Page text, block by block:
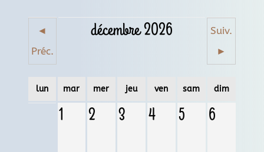
◄
Préc.
décembre 2026
Suiv.
►
lun mar mer jeu ven sam dim
1 2 3 4 5 6